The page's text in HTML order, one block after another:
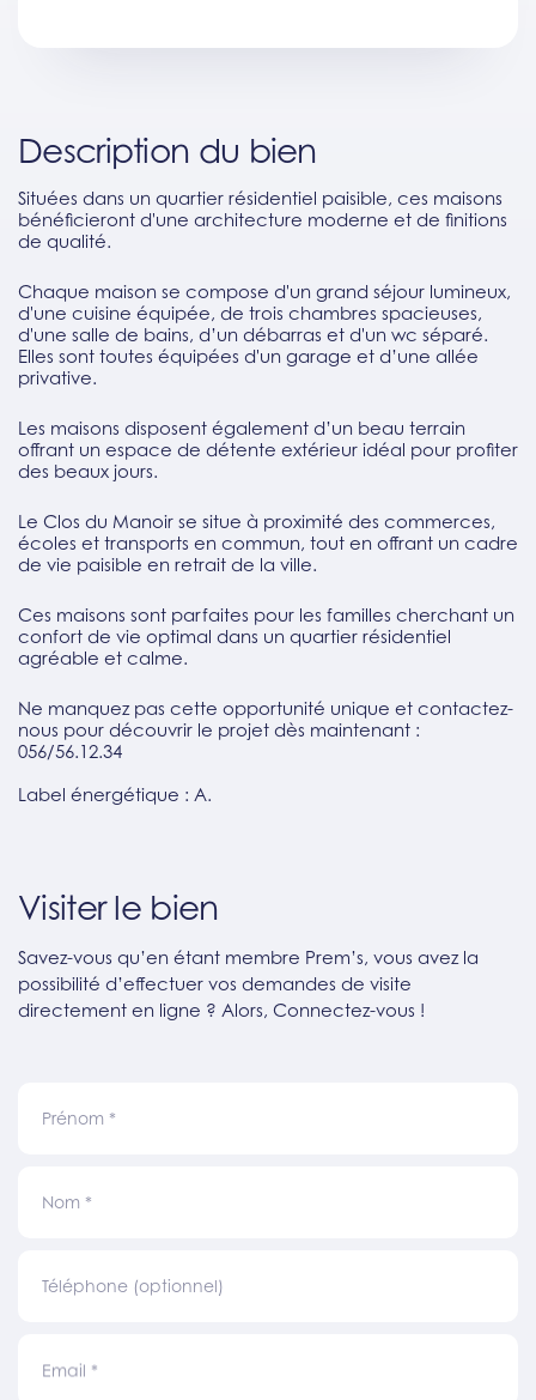
Description du bien
Situées dans un quartier résidentiel paisible, ces maisons
bénéficieront d'une architecture moderne et de finitions
de qualité.
Chaque maison se compose d'un grand séjour lumineux,
d'une cuisine équipée, de trois chambres spacieuses,
d'une salle de bains, d’un débarras et d'un wc séparé.
Elles sont toutes équipées d'un garage et d’une allée
privative.
Les maisons disposent également d’un beau terrain
offrant un espace de détente extérieur idéal pour profiter
des beaux jours.
Le Clos du Manoir se situe à proximité des commerces,
écoles et transports en commun, tout en offrant un cadre
de vie paisible en retrait de la ville.
Ces maisons sont parfaites pour les familles cherchant un
confort de vie optimal dans un quartier résidentiel
agréable et calme.
Ne manquez pas cette opportunité unique et contactez-
nous pour découvrir le projet dès maintenant :
056/56.12.34
Label énergétique : A.
Visiter le bien
Savez-vous qu’en étant membre Prem’s, vous avez la
possibilité d’effectuer vos demandes de visite
directement en ligne ? Alors, Connectez-vous !
Prénom *
Nom *
Téléphone (optionnel)
Email *